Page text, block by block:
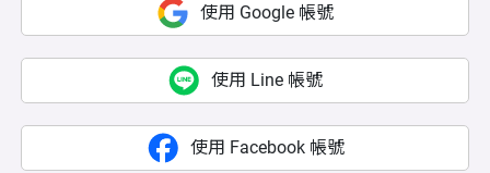
使用 Google 帳號
使用 Line 帳號
使用 Facebook 帳號